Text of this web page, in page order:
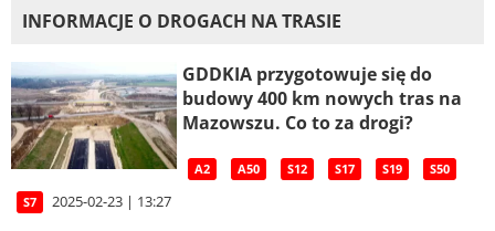
INFORMACJE O DROGACH NA TRASIE
GDDKIA przygotowuje się do
budowy 400 km nowych tras na
Mazowszu. Co to za drogi?
A2 A50 S12 S17 S19 S50
S7 2025-02-23 | 13:27